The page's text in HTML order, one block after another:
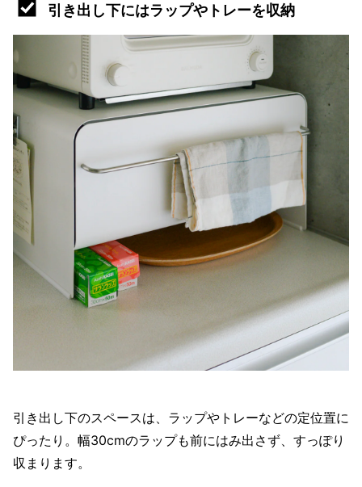
引き出し下にはラップやトレーを収納
引き出し下のスペースは、ラップやトレーなどの定位置に
ぴったり。幅30cmのラップも前にはみ出さず、すっぽり
収まります。